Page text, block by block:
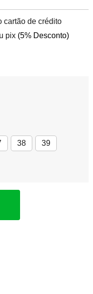
cartão de crédito
pix (5% Desconto)
38 39